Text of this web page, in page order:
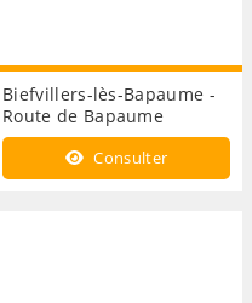
Biefvillers-lès-Bapaume -
Route de Bapaume
Consulter